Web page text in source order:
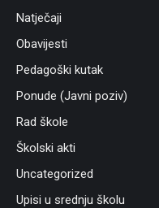
Natječaji
Obavijesti
Pedagoški kutak
Ponude (Javni poziv)
Rad škole
Školski akti
Uncategorized
Upisi u srednju školu